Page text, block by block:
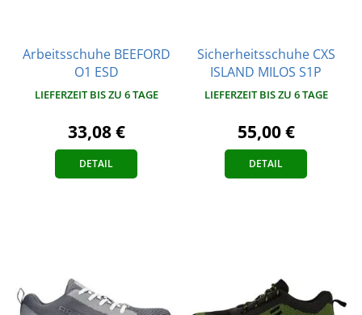
Arbeitsschuhe BEEFORD
O1 ESD
LIEFERZEIT BIS ZU 6 TAGE
33,08 €
DETAIL
Sicherheitsschuhe CXS
ISLAND MILOS S1P
LIEFERZEIT BIS ZU 6 TAGE
55,00 €
DETAIL